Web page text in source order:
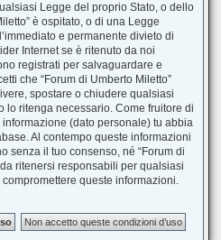
Legge del proprio Stato, o dello
è ospitato, o di una Legge
e permanente divieto di
Internet se è ritenuto da noi
registrati per salvaguardare e
che “Forum di Umberto Miletto”
spostare o chiudere qualsiasi
lo ritenga necessario. Come fruitore di
(dato personale) tu abbia
Al contempo queste informazioni
senza il tuo consenso, né “Forum di
ritenersi responsabili per qualsiasi
queste informazioni.